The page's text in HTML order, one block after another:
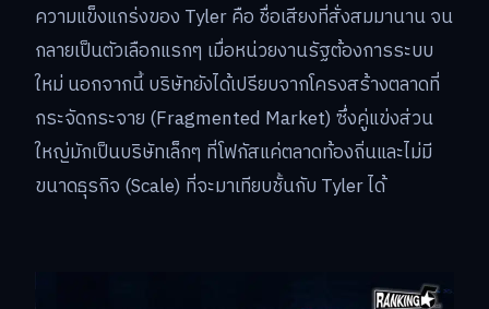
ความแข็งแกร่งของ Tyler คือ ชื่อเสียงที่สั่งสมมานาน จน
กลายเป็นตัวเลือกแรกๆ เมื่อหน่วยงานรัฐต้องการระบบ
ใหม่ นอกจากนี้ บริษัทยังได้เปรียบจากโครงสร้างตลาดที่
กระจัดกระจาย (Fragmented Market) ซึ่งคู่แข่งส่วน
ใหญ่มักเป็นบริษัทเล็กๆ ที่โฟกัสแค่ตลาดท้องถิ่นและไม่มี
ขนาดธุรกิจ (Scale) ที่จะมาเทียบชั้นกับ Tyler ได้